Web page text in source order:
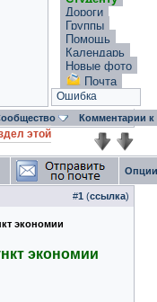
Дороги
Группы
Помощь
Календарь
Новые фото
Почта
Ошибка
Комментарии
этой
#1 (ссылка)
экономии
экономии